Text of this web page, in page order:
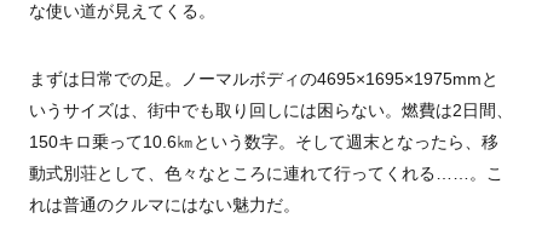
な使い道が見えてくる。
まずは日常での足。ノーマルボディの4695×1695×1975mmと
いうサイズは、街中でも取り回しには困らない。燃費は2日間、
150キロ乗って10.6㎞という数字。そして週末となったら、移
動式別荘として、色々なところに連れて行ってくれる
…。こ
れは普通のクルマにはない魅力だ。